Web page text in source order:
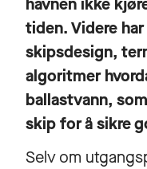
tiden. Videre
skipsdesign,
algoritmer
ballastvann,
skip for å sikre
Selv om